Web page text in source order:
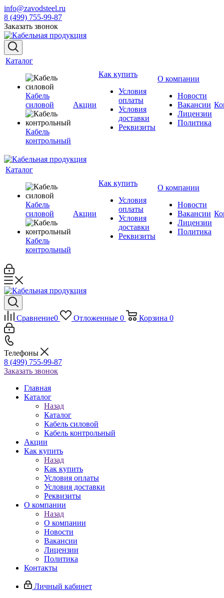
info@zavodsteel.ru
8 (499) 755-99-87
Заказать звонок
Каталог
Кабель
силовой
Кабель
контрольный
Акции
Как купить
Условия
оплаты
Условия
доставки
Реквизиты
О компании
Новости
Вакансии
Лицензии
Политика
Каталог
Кабель
силовой
Кабель
контрольный
Акции
Как купить
Условия
оплаты
Условия
доставки
Реквизиты
О компании
Новости
Вакансии
Лицензии
Политика
Сравнение0 Отложенные 0 Корзина 0
Телефоны
8 (499) 755-99-87
Заказать звонок
Главная
Каталог
Назад
Каталог
Кабель силовой
Кабель контрольный
Акции
Как купить
Назад
Как купить
Условия оплаты
Условия доставки
Реквизиты
О компании
Назад
О компании
Новости
Вакансии
Лицензии
Политика
Контакты
Личный кабинет